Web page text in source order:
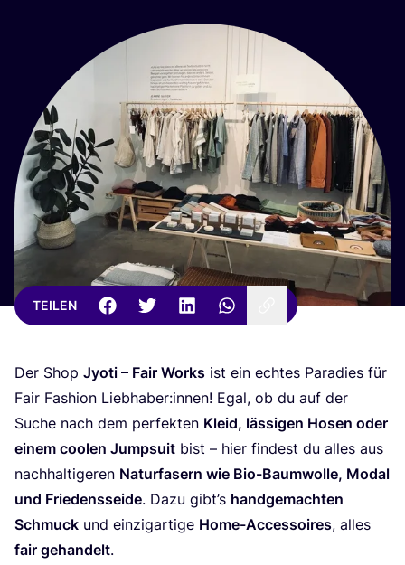
TEILEN
Der Shop Jyo­ti – Fair Works ist ein ech­tes Para­dies für
Fair Fashion Liebhaber:innen! Egal, ob du auf der
Suche nach dem per­fek­ten Kleid, läs­si­gen Hosen oder
einem coo­len Jump­su­it bist – hier fin­dest du alles aus
nach­hal­ti­ge­ren Natur­fa­sern wie Bio-Baum­wol­le, Modal
und Frie­dens­sei­de. Dazu gibt’s hand­ge­mach­ten
Schmuck und ein­zig­ar­ti­ge Home-Acces­soires, alles
fair gehan­delt.